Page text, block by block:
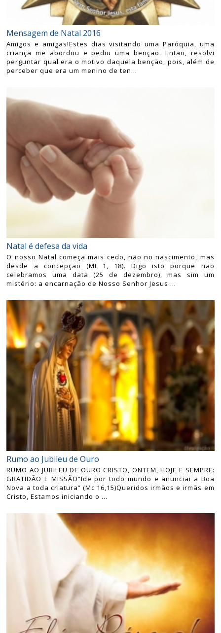
Mensagem de Natal 2016
Amigos e amigas!Estes dias visitando uma Paróquia, uma
criança me abordou e pediu uma benção. Então, resolvi
perguntar qual era o motivo daquela benção, pois, além de
perceber que era um menino de ten...
Natal é defesa da vida
O nosso Natal começa mais cedo, não no nascimento, mas
desde a concepção (Mt 1, 18). Digo isto porque não
celebramos uma data (25 de dezembro), mas sim um
mistério: a encarnação de Nosso Senhor Jesus ...
Rumo ao Jubileu de Ouro
RUMO AO JUBILEU DE OURO CRISTO, ONTEM, HOJE E SEMPRE:
GRATIDÃO E MISSÃO“Ide por todo mundo e anunciai a Boa
Nova a toda criatura” (Mc 16,15)Queridos irmãos e irmãs em
Cristo, Estamos iniciando o ...